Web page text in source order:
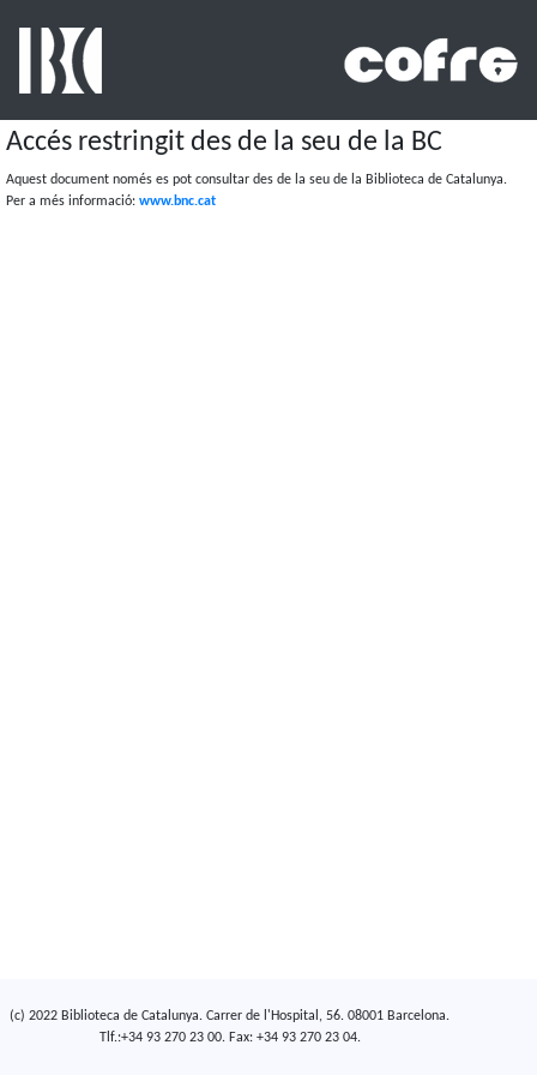
Accés restringit des de la seu de la BC
Aquest document només es pot consultar des de la seu de la Biblioteca de Catalunya.
Per a més informació: www.bnc.cat
(c) 2022 Biblioteca de Catalunya. Carrer de l'Hospital, 56. 08001 Barcelona.
Tlf.:+34 93 270 23 00. Fax: +34 93 270 23 04.